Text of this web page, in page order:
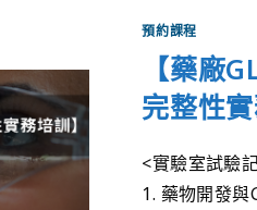
預約課程
【藥廠
完整性實
<實驗室試驗
1. 藥物開發